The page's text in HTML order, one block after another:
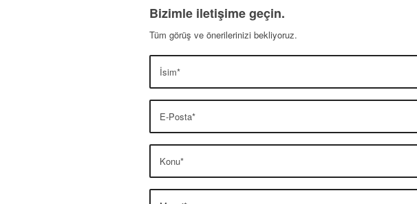
Bizimle iletişime geçin.
Tüm görüş ve önerilerinizi bekliyoruz.